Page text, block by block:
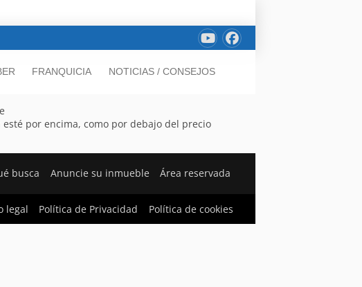
FRANQUICIA NOTICIAS / CONSEJOS
por encima, como por debajo del precio
busca Anuncie su inmueble Área reservada
legal Política de Privacidad Política de cookies